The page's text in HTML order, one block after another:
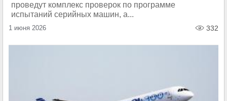
проведут комплекс проверок по программе
испытаний серийных машин, а...
1 июня 2026 332